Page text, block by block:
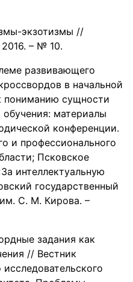
экзотизмы //
– № 10.
развивающего
в начальной
сущности
материалы
конференции.
и профессионального
Псковское
интеллектуальную
государственный
им. С. М. Кирова. –
задания как
// Вестник